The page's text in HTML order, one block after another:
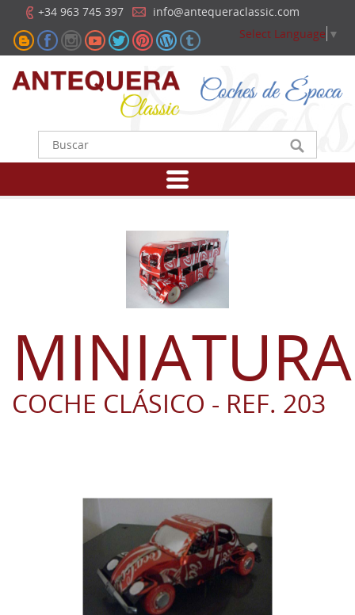
+34 963 745 397
info@antequeraclassic.com
Select Language ▼
MINIATURA
COCHE CLÁSICO - REF. 203